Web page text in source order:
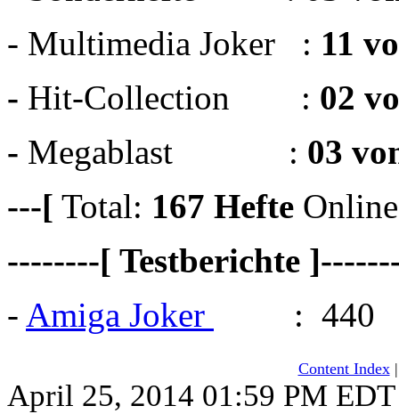
- Multimedia Joker : 11
- Hit-Collection : 02
- Megablast : 03
---[ Total: 167 Hefte Online
--------[ Testberichte
- Amiga Joker : 440
Content Index
April 25, 2014 01:59 PM EDT